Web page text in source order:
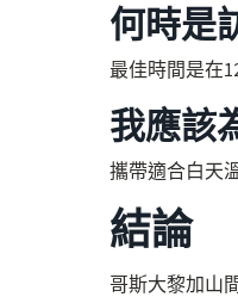
何時是
最佳時間是在
我應該
攜帶適合白天
結論
哥斯大黎加山